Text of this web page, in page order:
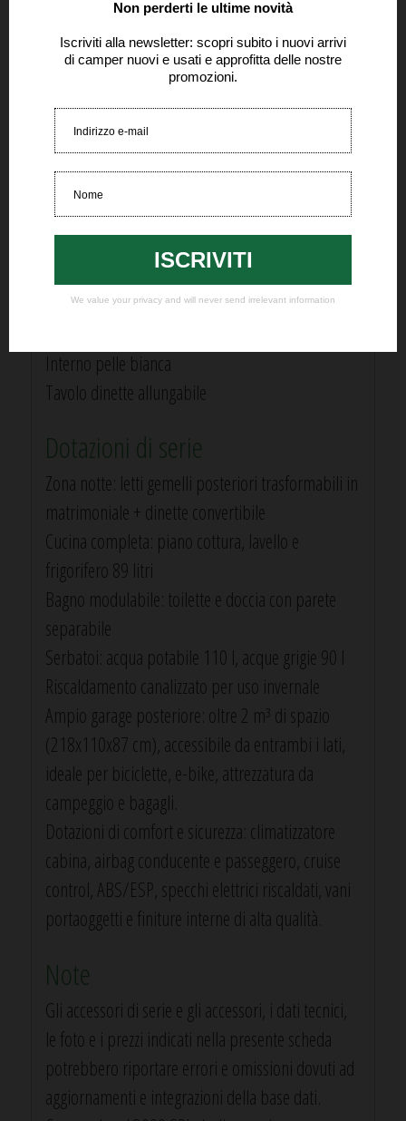
Serbatoio acque grigie coibentato
Radio doppio DIN con retrocamera
Chiusura sicurezza porta cellula
Scambiatore automatico bombole
Tendalino
Porta TV e antenna satellitare
Oscuranti plissettati
Trasformazione letti singoli in matrimoniale (
Doppio sportello garage ( 105x70 cm e 75x70
Interno pelle bianca
Tavolo dinette allungabile
Dotazioni di serie
Zona notte: letti gemelli posteriori trasformabili in
matrimoniale + dinette convertibile
Cucina completa: piano cottura, lavello e
frigorifero 89 litri
Bagno modulabile: toilette e doccia con parete
separabile
Serbatoi: acqua potabile 110 l, acque grigie 90 l
Riscaldamento canalizzato per uso invernale
Ampio garage posteriore: oltre 2 m³ di spazio
(218x110x87 cm), accessibile da entrambi i lati,
ideale per biciclette, e-bike, attrezzatura da
campeggio e bagagli.
Dotazioni di comfort e sicurezza: climatizzatore
cabina, airbag conducente e passeggero, cruise
control, ABS/ESP, specchi elettrici riscaldati, vani
portaoggetti e finiture interne di alta qualità.
Note
Gli accessori di serie e gli accessori, i dati tecnici,
le foto e i prezzi indicati nella presente scheda
potrebbero riportare errori e omissioni dovuti ad
aggiornamenti e integrazioni della base dati.